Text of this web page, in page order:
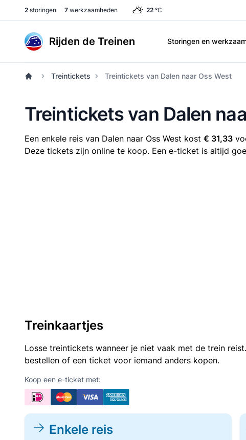
2 storingen 7 werkzaamheden 22 °C
Rijden de Treinen Storingen en
Treintickets Treintickets van Dalen naar Oss West
Treintickets van Dalen
Een enkele reis van Dalen naar Oss West kost € 31,33
Deze tickets zijn online te koop. Een e-ticket is altijd
Treinkaartjes
Losse treintickets wanneer je niet vaak met de trein
bestellen of een ticket voor iemand anders kopen.
Koop een e-ticket met:
Enkele reis